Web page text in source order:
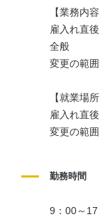
【業務内容
雇入れ直
全般
変更の範
【就業場所
雇入れ直
変更の範
勤務時間
9：00～17